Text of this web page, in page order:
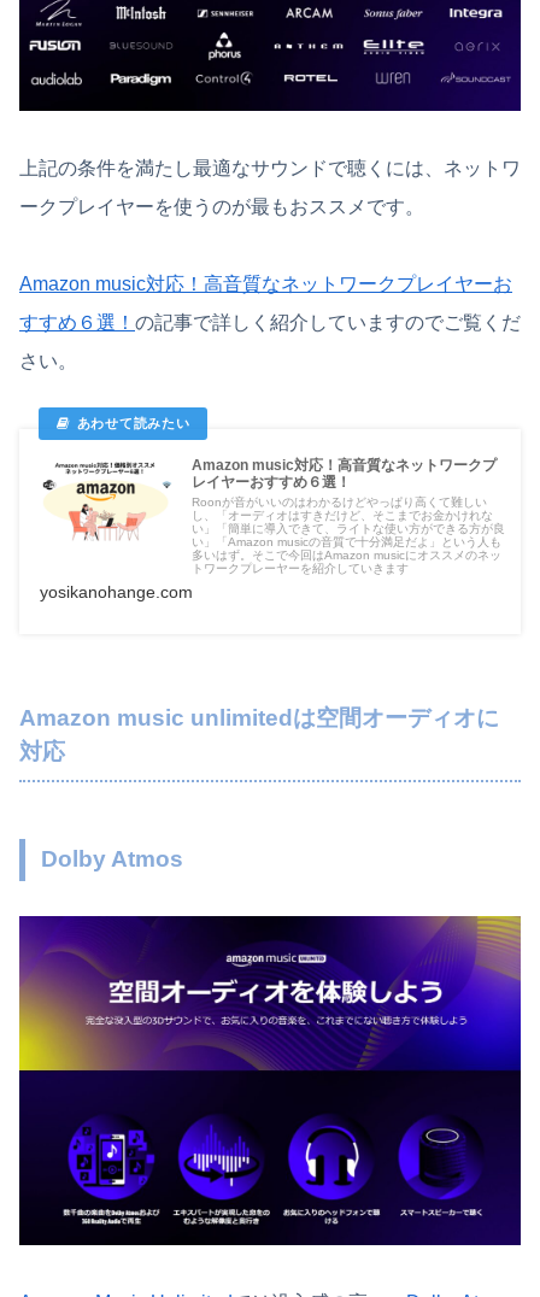
上記の条件を満たし最適なサウンドで聴くには、ネットワ
ークプレイヤーを使うのが最もおススメです。
Amazon music対応！高音質なネットワークプレイヤーお
すすめ６選！ の記事で詳しく紹介していますのでご覧くだ
さい。
Amazon music対応！高音質なネットワークプ
レイヤーおすすめ６選！
Roonが音がいいのはわかるけどやっぱり高くて難しい
し、「オーディオはすきだけど、そこまでお金かけれな
い」「簡単に導入できて、ライトな使い方ができる方が良
い」「Amazon musicの音質で十分満足だよ」という人も
多いはず。そこで今回はAmazon musicにオススメのネッ
トワークプレーヤーを紹介していきます
yosikanohange.com
Amazon music unlimitedは空間オーディオに
対応
Dolby Atmos